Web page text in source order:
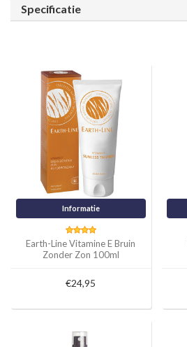
Specificatie
Informatie
Earth-Line Vitamine E Bruin
Zonder Zon 100ml
€24,95